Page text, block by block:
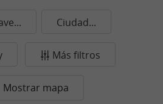
Ciudad...
Más filtros
Mostrar mapa